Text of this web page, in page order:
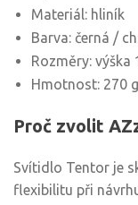
Materiál: hliník
Barva: černá /
Rozměry: výška
Hmotnost: 270 g
Proč zvolit
Svítidlo Tentor je
flexibilitu při